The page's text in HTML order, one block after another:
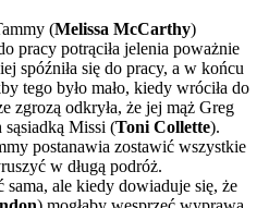
(Melissa McCarthy)
pracy potrąciła jelenia poważnie
spóźniła się do pracy, a w końcu
tego było mało, kiedy wróciła do
zgrozą odkryła, że jej mąż Greg
sąsiadką Missi (Toni Collette).
postanawia zostawić wszystkie
w długą podróż.
ale kiedy dowiaduje się, że